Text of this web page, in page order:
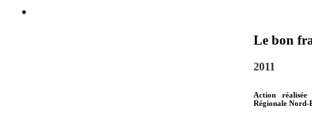
Le bon
2011
Action
Régionale Nord-